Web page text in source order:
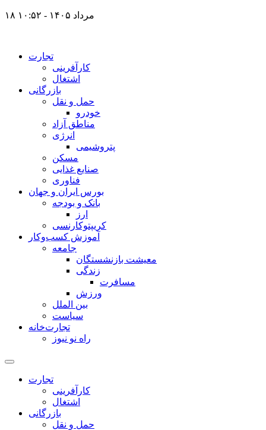
۱۸ مرداد ۱۴۰۵ - ۱۰:۵۲
تجارت
کارآفرینی
اشتغال
بازرگانی
حمل و نقل
خودرو
مناطق آزاد
انرژی
پتروشیمی
مسکن
صنایع غذایی
فناوری
بورس ایران و جهان
بانک و بودجه
ارز
کریپتوکارنسی
آموزش کسب‌وکار
جامعه
معیشت بازنشستگان
زندگی
مسافرت
ورزش
بین الملل
سیاست
تجارت‌خانه
راه نو نیوز
تجارت
کارآفرینی
اشتغال
بازرگانی
حمل و نقل